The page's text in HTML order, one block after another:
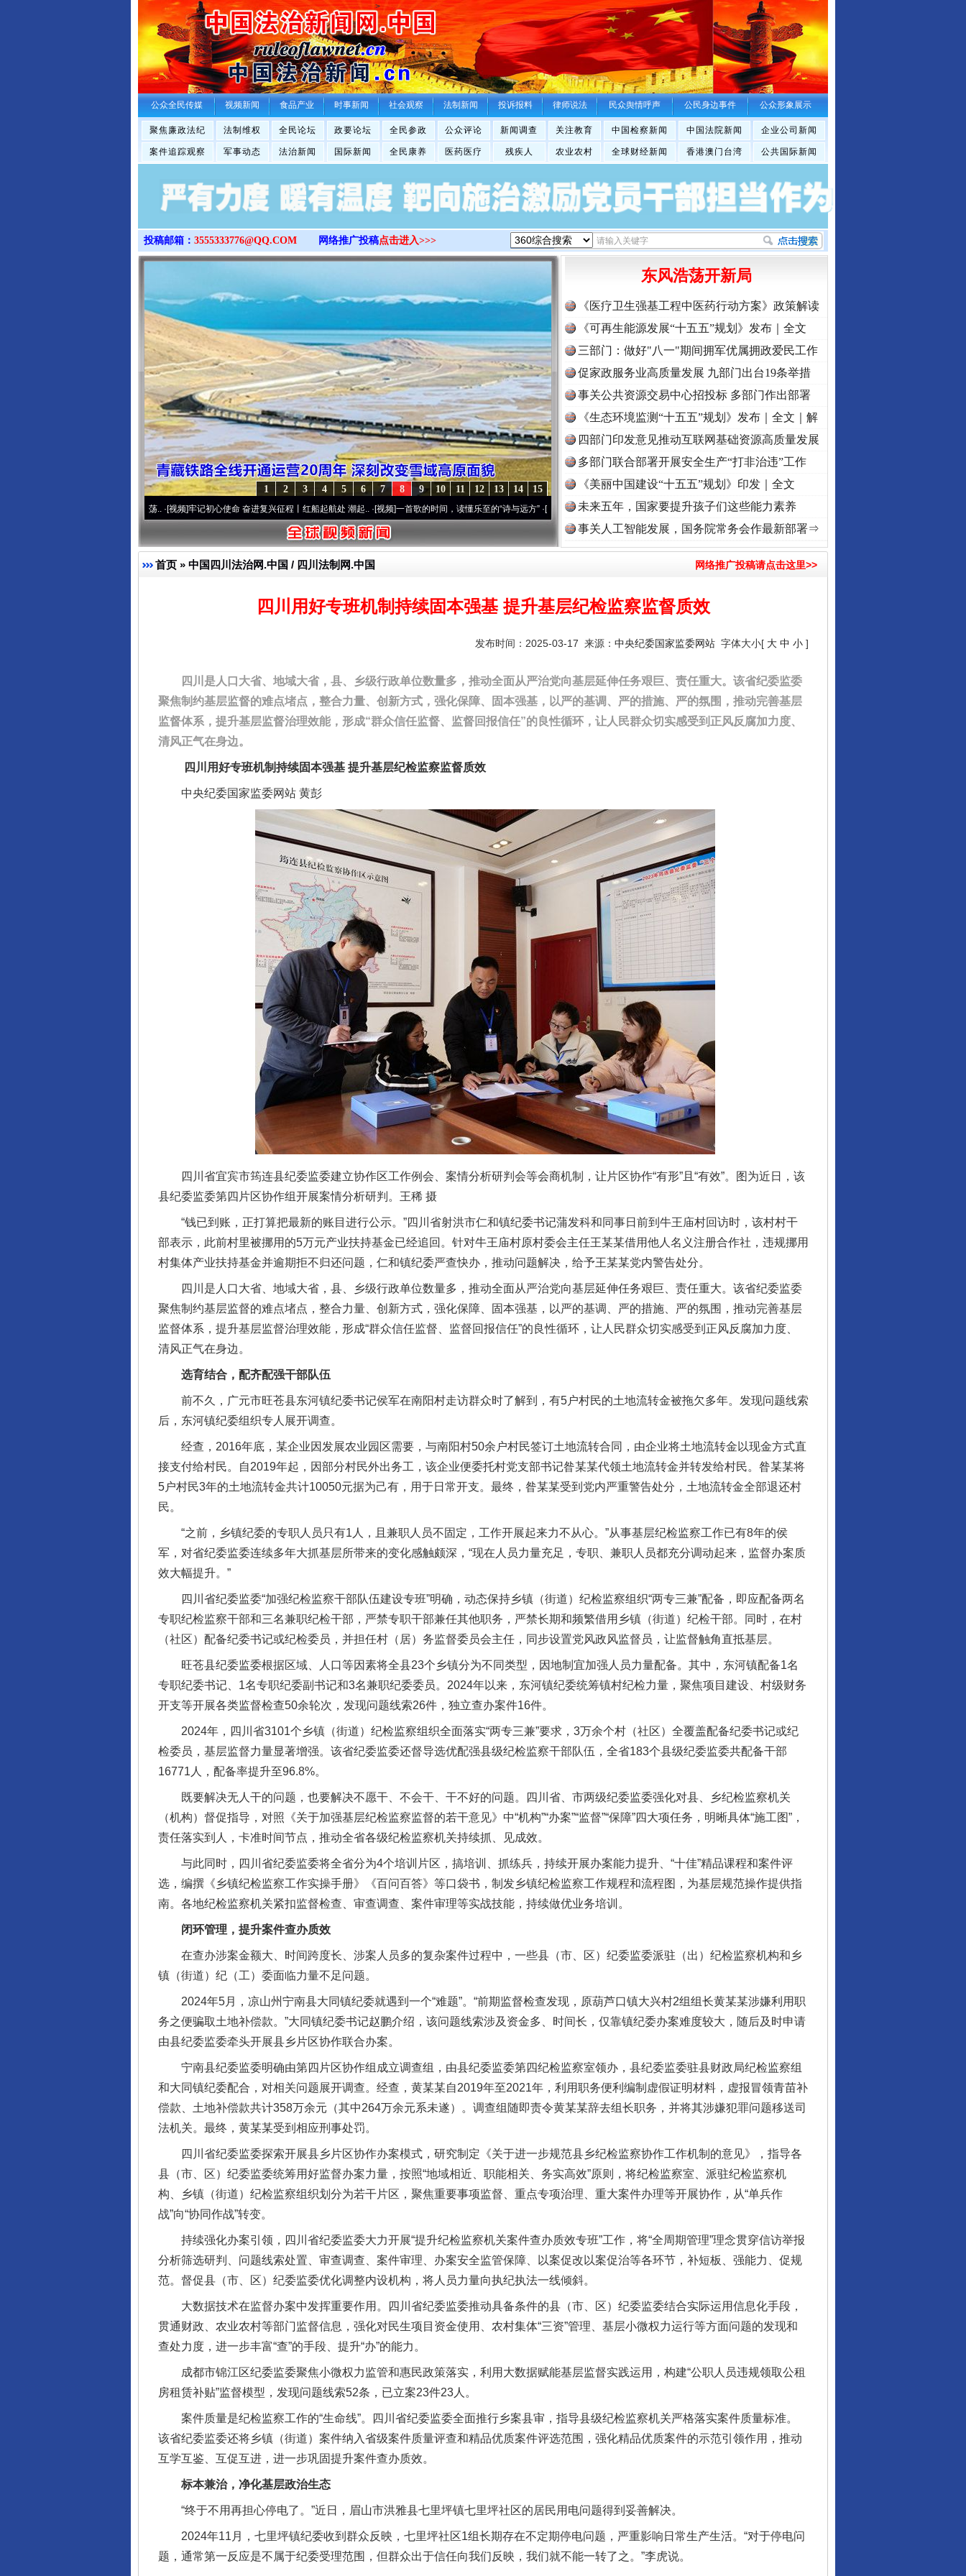
>
公众全民传媒 视频新闻 食品产业 时事新闻 社会观察 法制新闻 投诉报料 律师说法 民众舆情呼声 公民身边事件 公众形象展示
聚焦廉政法纪 法制维权 全民论坛 政要论坛 全民参政 公众评论 新闻调查 关注教育 中国检察新闻 中国法院新闻 企业公司新闻
案件追踪观察 军事动态 法治新闻 国际新闻 全民康养 医药医疗 残疾人 农业农村 全球财经新闻 香港澳门台湾 公共国际新闻
投稿邮箱： 3555333776@QQ.COM 网络推广投稿点击进入>>>
15
14
13
12
11
10
9
8
7
6
5
4
3
2
1
牢记初心使命 奋进复兴征程丨红船起航处 潮起..·[视频] 一首歌的时间，读懂乐至的“诗与远方”·[视频]从《水浒传》看间谍“攻心套路” ·[视频]廉洁文化中国行丨祁连巍巍树丰碑·[视频]
东风浩荡开新局
《医疗卫生强基工程中医药行动方案》政策解读
《可再生能源发展“十五五”规划》发布｜全文
三部门：做好"八一"期间拥军优属拥政爱民工作
促家政服务业高质量发展 九部门出台19条举措
事关公共资源交易中心招投标 多部门作出部署
《生态环境监测“十五五”规划》发布｜全文｜解
读
四部门印发意见推动互联网基础资源高质量发展
多部门联合部署开展安全生产“打非治违”工作
《美丽中国建设“十五五”规划》印发｜全文
未来五年，国家要提升孩子们这些能力素养
事关人工智能发展，国务院常务会作最新部署⇒
首页 » 中国四川法治网.中国 / 四川法制网.中国 网络推广投稿请点击这里>>
四川用好专班机制持续固本强基 提升基层纪检监察监督质效
发布时间：2025-03-17 来源： 中央纪委国家监委网站 字体大小[ 大 中 小 ]
四川是人口大省、地域大省，县、乡级行政单位数量多，推动全面从严治党向基层延伸任务艰巨、责任重大。该省纪委监委
聚焦制约基层监督的难点堵点，整合力量、创新方式，强化保障、固本强基，以严的基调、严的措施、严的氛围，推动完善基层
监督体系，提升基层监督治理效能，形成“群众信任监督、监督回报信任”的良性循环，让人民群众切实感受到正风反腐加力度、
清风正气在身边。
四川用好专班机制持续固本强基 提升基层纪检监察监督质效
中央纪委国家监委网站 黄彭
四川省宜宾市筠连县纪委监委建立协作区工作例会、案情分析研判会等会商机制，让片区协作“有形”且“有效”。图为近日，该
县纪委监委第四片区协作组开展案情分析研判。王稀 摄
“钱已到账，正打算把最新的账目进行公示。”四川省射洪市仁和镇纪委书记蒲发科和同事日前到牛王庙村回访时，该村村干
部表示，此前村里被挪用的5万元产业扶持基金已经追回。针对牛王庙村原村委会主任王某某借用他人名义注册合作社，违规挪用
村集体产业扶持基金并逾期拒不归还问题，仁和镇纪委严查快办，推动问题解决，给予王某某党内警告处分。
四川是人口大省、地域大省，县、乡级行政单位数量多，推动全面从严治党向基层延伸任务艰巨、责任重大。该省纪委监委
聚焦制约基层监督的难点堵点，整合力量、创新方式，强化保障、固本强基，以严的基调、严的措施、严的氛围，推动完善基层
监督体系，提升基层监督治理效能，形成“群众信任监督、监督回报信任”的良性循环，让人民群众切实感受到正风反腐加力度、
清风正气在身边。
选育结合，配齐配强干部队伍
前不久，广元市旺苍县东河镇纪委书记侯军在南阳村走访群众时了解到，有5户村民的土地流转金被拖欠多年。发现问题线索
后，东河镇纪委组织专人展开调查。
经查，2016年底，某企业因发展农业园区需要，与南阳村50余户村民签订土地流转合同，由企业将土地流转金以现金方式直
接支付给村民。自2019年起，因部分村民外出务工，该企业便委托村党支部书记昝某某代领土地流转金并转发给村民。昝某某将
5户村民3年的土地流转金共计10050元据为己有，用于日常开支。最终，昝某某受到党内严重警告处分，土地流转金全部退还村
民。
“之前，乡镇纪委的专职人员只有1人，且兼职人员不固定，工作开展起来力不从心。”从事基层纪检监察工作已有8年的侯
军，对省纪委监委连续多年大抓基层所带来的变化感触颇深，“现在人员力量充足，专职、兼职人员都充分调动起来，监督办案质
效大幅提升。”
四川省纪委监委“加强纪检监察干部队伍建设专班”明确，动态保持乡镇（街道）纪检监察组织“两专三兼”配备，即应配备两名
专职纪检监察干部和三名兼职纪检干部，严禁专职干部兼任其他职务，严禁长期和频繁借用乡镇（街道）纪检干部。同时，在村
（社区）配备纪委书记或纪检委员，并担任村（居）务监督委员会主任，同步设置党风政风监督员，让监督触角直抵基层。
旺苍县纪委监委根据区域、人口等因素将全县23个乡镇分为不同类型，因地制宜加强人员力量配备。其中，东河镇配备1名
专职纪委书记、1名专职纪委副书记和3名兼职纪委委员。2024年以来，东河镇纪委统筹镇村纪检力量，聚焦项目建设、村级财务
开支等开展各类监督检查50余轮次，发现问题线索26件，独立查办案件16件。
2024年，四川省3101个乡镇（街道）纪检监察组织全面落实“两专三兼”要求，3万余个村（社区）全覆盖配备纪委书记或纪
检委员，基层监督力量显著增强。该省纪委监委还督导选优配强县级纪检监察干部队伍，全省183个县级纪委监委共配备干部
16771人，配备率提升至96.8%。
既要解决无人干的问题，也要解决不愿干、不会干、干不好的问题。四川省、市两级纪委监委强化对县、乡纪检监察机关
（机构）督促指导，对照《关于加强基层纪检监察监督的若干意见》中“机构”“办案”“监督”“保障”四大项任务，明晰具体“施工图”，
责任落实到人，卡准时间节点，推动全省各级纪检监察机关持续抓、见成效。
与此同时，四川省纪委监委将全省分为4个培训片区，搞培训、抓练兵，持续开展办案能力提升、“十佳”精品课程和案件评
选，编撰《乡镇纪检监察工作实操手册》《百问百答》等口袋书，制发乡镇纪检监察工作规程和流程图，为基层规范操作提供指
南。各地纪检监察机关紧扣监督检查、审查调查、案件审理等实战技能，持续做优业务培训。
闭环管理，提升案件查办质效
在查办涉案金额大、时间跨度长、涉案人员多的复杂案件过程中，一些县（市、区）纪委监委派驻（出）纪检监察机构和乡
镇（街道）纪（工）委面临力量不足问题。
2024年5月，凉山州宁南县大同镇纪委就遇到一个“难题”。“前期监督检查发现，原葫芦口镇大兴村2组组长黄某某涉嫌利用职
务之便骗取土地补偿款。”大同镇纪委书记赵鹏介绍，该问题线索涉及资金多、时间长，仅靠镇纪委办案难度较大，随后及时申请
由县纪委监委牵头开展县乡片区协作联合办案。
宁南县纪委监委明确由第四片区协作组成立调查组，由县纪委监委第四纪检监察室领办，县纪委监委驻县财政局纪检监察组
和大同镇纪委配合，对相关问题展开调查。经查，黄某某自2019年至2021年，利用职务便利编制虚假证明材料，虚报冒领青苗补
偿款、土地补偿款共计358万余元（其中264万余元系未遂）。调查组随即责令黄某某辞去组长职务，并将其涉嫌犯罪问题移送司
法机关。最终，黄某某受到相应刑事处罚。
四川省纪委监委探索开展县乡片区协作办案模式，研究制定《关于进一步规范县乡纪检监察协作工作机制的意见》，指导各
县（市、区）纪委监委统筹用好监督办案力量，按照“地域相近、职能相关、务实高效”原则，将纪检监察室、派驻纪检监察机
构、乡镇（街道）纪检监察组织划分为若干片区，聚焦重要事项监督、重点专项治理、重大案件办理等开展协作，从“单兵作
战”向“协同作战”转变。
持续强化办案引领，四川省纪委监委大力开展“提升纪检监察机关案件查办质效专班”工作，将“全周期管理”理念贯穿信访举报
分析筛选研判、问题线索处置、审查调查、案件审理、办案安全监管保障、以案促改以案促治等各环节，补短板、强能力、促规
范。督促县（市、区）纪委监委优化调整内设机构，将人员力量向执纪执法一线倾斜。
大数据技术在监督办案中发挥重要作用。四川省纪委监委推动具备条件的县（市、区）纪委监委结合实际运用信息化手段，
贯通财政、农业农村等部门监督信息，强化对民生项目资金使用、农村集体“三资”管理、基层小微权力运行等方面问题的发现和
查处力度，进一步丰富“查”的手段、提升“办”的能力。
成都市锦江区纪委监委聚焦小微权力监管和惠民政策落实，利用大数据赋能基层监督实践运用，构建“公职人员违规领取公租
房租赁补贴”监督模型，发现问题线索52条，已立案23件23人。
案件质量是纪检监察工作的“生命线”。四川省纪委监委全面推行乡案县审，指导县级纪检监察机关严格落实案件质量标准。
该省纪委监委还将乡镇（街道）案件纳入省级案件质量评查和精品优质案件评选范围，强化精品优质案件的示范引领作用，推动
互学互鉴、互促互进，进一步巩固提升案件查办质效。
标本兼治，净化基层政治生态
“终于不用再担心停电了。”近日，眉山市洪雅县七里坪镇七里坪社区的居民用电问题得到妥善解决。
2024年11月，七里坪镇纪委收到群众反映，七里坪社区1组长期存在不定期停电问题，严重影响日常生产生活。“对于停电问
题，通常第一反应是不属于纪委受理范围，但群众出于信任向我们反映，我们就不能一转了之。”李虎说。